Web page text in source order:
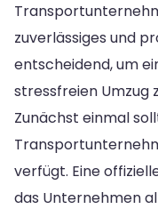
zuverlässiges und
entscheidend, um
stressfreien Umzug
Zunächst einmal
verfügt. Eine
das Unternehmen